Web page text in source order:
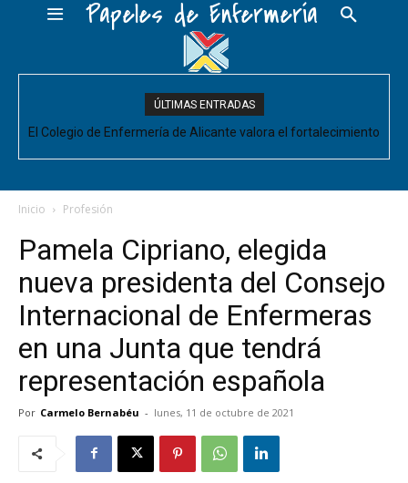
Papeles de Enfermería
ÚLTIMAS ENTRADAS
El Colegio de Enfermería de Alicante valora el fortalecimiento
acompañe de decisiones estructurales para...
El Colegio de Enfermería de Alicante pide negociar para
y CESM-CV
Inicio Profesión
Pamela Cipriano, elegida
nueva presidenta del Consejo
Internacional de Enfermeras
en una Junta que tendrá
representación española
Por Carmelo Bernabéu - lunes, 11 de octubre de 2021